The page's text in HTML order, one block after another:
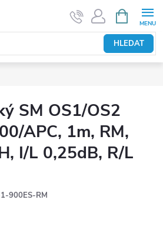
HLEDAT
NÁKUPNÍ
KOŠÍK
SM OS1/OS2
APC, 1m, RM,
I/L 0,25dB, R/L
900ES-RM